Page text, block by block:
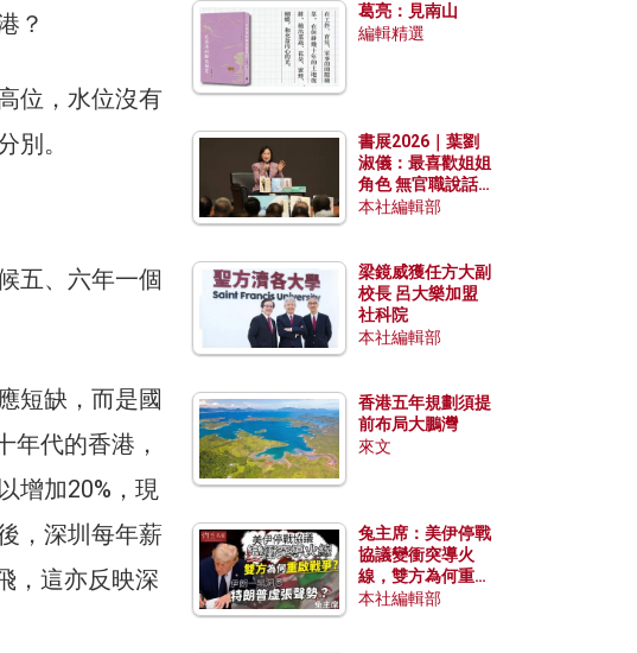
？
位，水位沒有
別。
五、六年一個
短缺，而是國
年代的香港，
增加20%，現
，深圳每年薪
，這亦反映深
葛亮：見南山
編輯精選
書展2026｜葉劉
淑儀：最喜歡姐姐
角色 無官職說話
包袱少
本社編輯部
梁鏡威獲任方大副
校長 呂大樂加盟
社科院
本社編輯部
香港五年規劃須提
前布局大鵬灣
來文
兔主席：美伊停戰
協議變衝突導火
線，雙方為何重啟
戰爭？伊朗一早洞
本社編輯部